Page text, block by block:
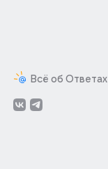
Всё об Ответах